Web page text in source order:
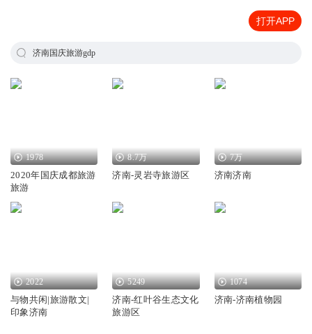
打开APP
济南国庆旅游gdp
1978
2020年国庆成都旅游
旅游
8.7万
济南-灵岩寺旅游区
7万
济南济南
2022
与物共闲|旅游散文|
印象济南
5249
济南-红叶谷生态文化
旅游区
1074
济南-济南植物园